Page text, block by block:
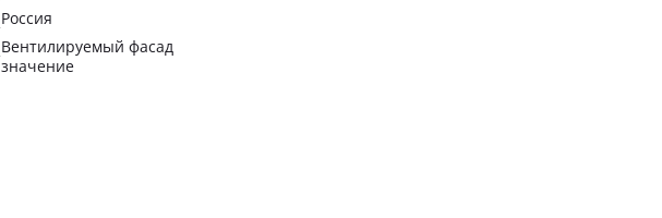
Россия
Вентилируемый фасад
значение